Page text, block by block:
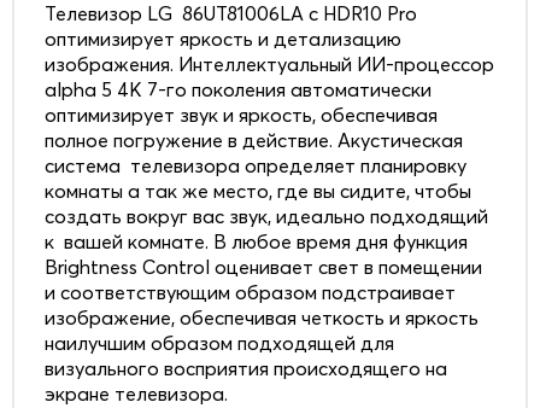
Телевизор LG 86UT81006LA с HDR10 Pro
оптимизирует яркость и детализацию
изображения. Интеллектуальный ИИ-процессор
alpha 5 4K 7-го поколения автоматически
оптимизирует звук и яркость, обеспечивая
полное погружение в действие. Акустическая
система телевизора определяет планировку
комнаты а так же место, где вы сидите, чтобы
создать вокруг вас звук, идеально подходящий
к вашей комнате. В любое время дня функция
Brightness Control оценивает свет в помещении
и соответствующим образом подстраивает
изображение, обеспечивая четкость и яркость
наилучшим образом подходящей для
визуального восприятия происходящего на
экране телевизора.